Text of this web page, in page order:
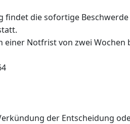
findet die sofortige Beschwerde
einer Notfrist von zwei Wochen
der Entscheidung